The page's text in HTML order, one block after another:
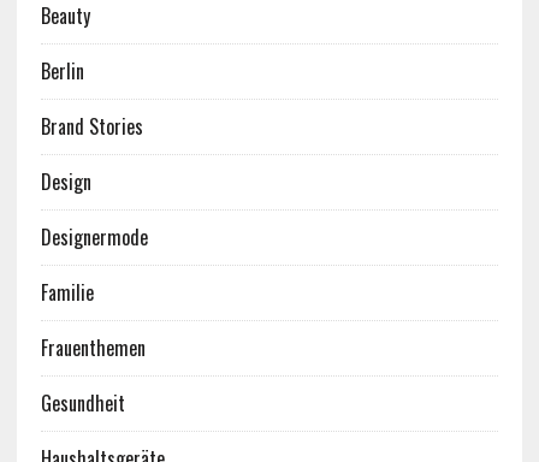
Beauty
Berlin
Brand Stories
Design
Designermode
Familie
Frauenthemen
Gesundheit